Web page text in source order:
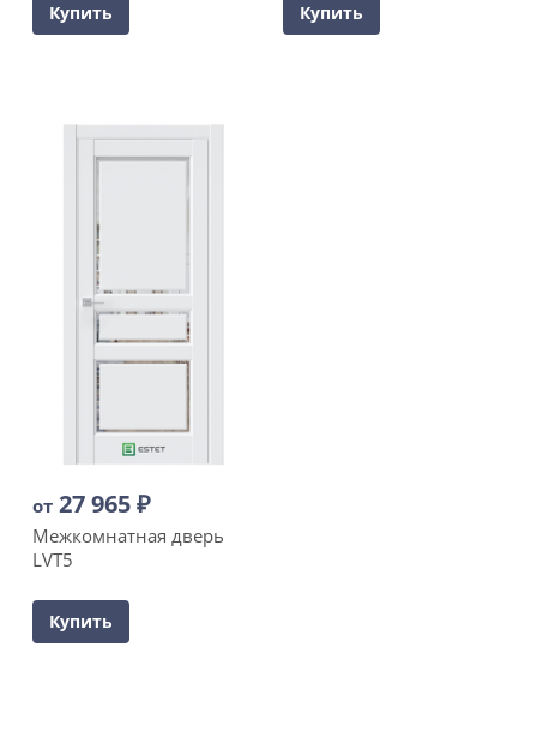
Купить Купить
от 27 965₽
Межкомнатная дверь
LVT5
Купить